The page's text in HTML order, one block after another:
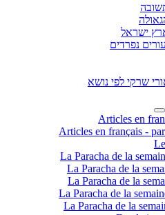
ישראל
נפרדים
שרקי לפי נושא
Articles en
La Paracha de la
La Paracha de la
La Paracha de la
La Paracha de la
La Paracha de la